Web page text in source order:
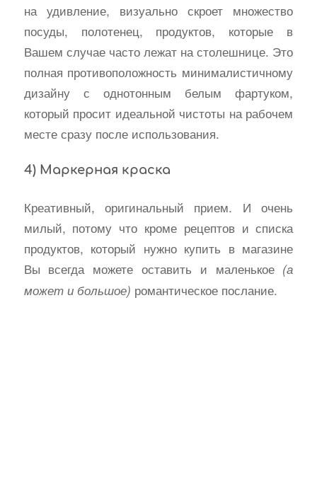
на удивление, визуально скроет множество
посуды, полотенец, продуктов, которые в
Вашем случае часто лежат на столешнице. Это
полная противоположность минималистичному
дизайну с однотонным белым фартуком,
который просит идеальной чистоты на рабочем
месте сразу после использования.
4) Маркерная краска
Креативный, оригинальный прием. И очень
милый, потому что кроме рецептов и списка
продуктов, который нужно купить в магазине
Вы всегда можете оставить и маленькое (а
может и большое) романтическое послание.